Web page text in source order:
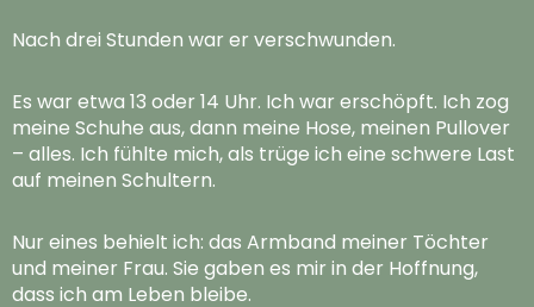
Nach drei Stunden war er verschwunden.
Es war etwa 13 oder 14 Uhr. Ich war erschöpft. Ich zog
meine Schuhe aus, dann meine Hose, meinen Pullover
– alles. Ich fühlte mich, als trüge ich eine schwere Last
auf meinen Schultern.
Nur eines behielt ich: das Armband meiner Töchter
und meiner Frau. Sie gaben es mir in der Hoffnung,
dass ich am Leben bleibe.